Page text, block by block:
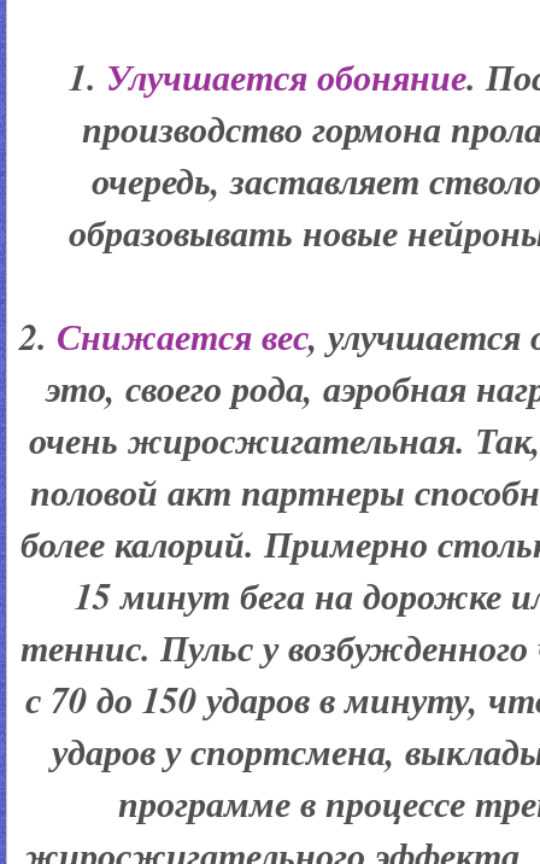
1. Улучшается обоняние.
производство гормона
очередь, заставляет
образовывать новые
2. Снижается вес, улучшается
это, своего рода, аэробная
очень жиросжигательная.
половой акт партнеры
более калорий. Примерно
15 минут бега на дорожке
теннис. Пульс у возбужденного
с 70 до 150 ударов в минуту,
ударов у спортсмена,
программе в процессе